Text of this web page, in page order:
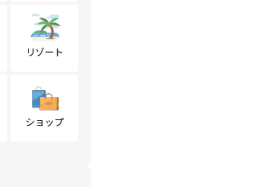
リゾート
ショップ